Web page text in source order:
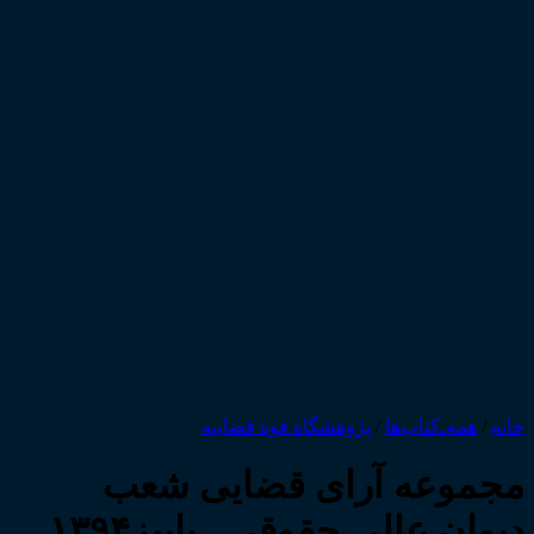
خانه / همه‌ـ‌کتاب‌ها / پژوهشگاه قوه قضاییه
مجموعه آرای قضایی شعب